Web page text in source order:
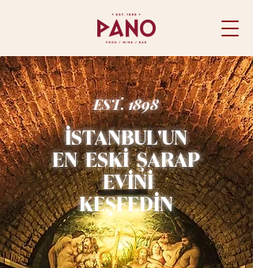
EST. 1898
İSTANBUL'UN
EN ESKİ ŞARAP
EVİNİ
​KEŞFEDİN